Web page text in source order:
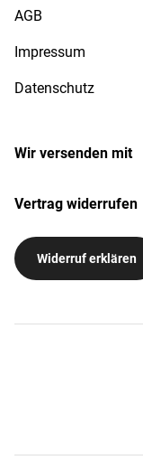
AGB
Impressum
Datenschutz
Wir versenden mit
Vertrag widerrufen
Widerruf erklären